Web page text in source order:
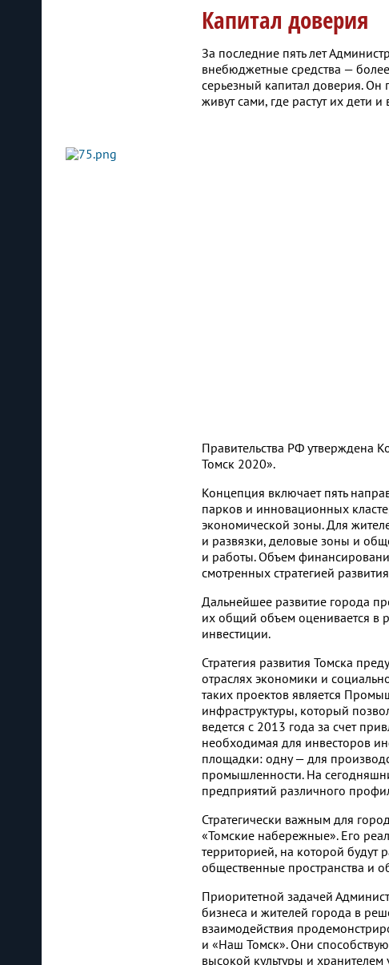
Капитал доверия
За последние пять лет
внебюджетные средства —
серьезный капитал доверия. Он
живут сами, где растут их дети и
Правительства РФ утверждена
Томск 2020».
Концепция включает пять
парков и инновационных
экономической зоны. Для
и развязки, деловые зоны и
и работы. Объем
смотренных стратегией
Дальнейшее развитие города
их общий объем оценивается в
инвестиции.
Стратегия развития Томска
отраслях экономики и
таких проектов является
инфраструктуры, который
ведется с 2013 года за счет
необходимая для инвесторов
площадки: одну — для
промышленности. На
предприятий различного
Стратегически важным для
«Томские набережные». Его
территорией, на которой
общественные пространства и
Приоритетной задачей
бизнеса и жителей города в
взаимодействия
и «Наш Томск». Они
высокой культуры и